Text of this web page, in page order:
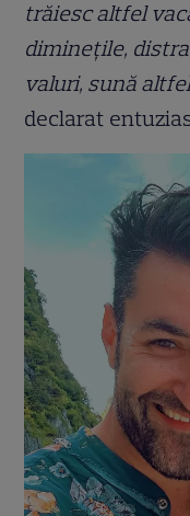
trăiesc altfel
diminețile,
valuri, sună
declarat